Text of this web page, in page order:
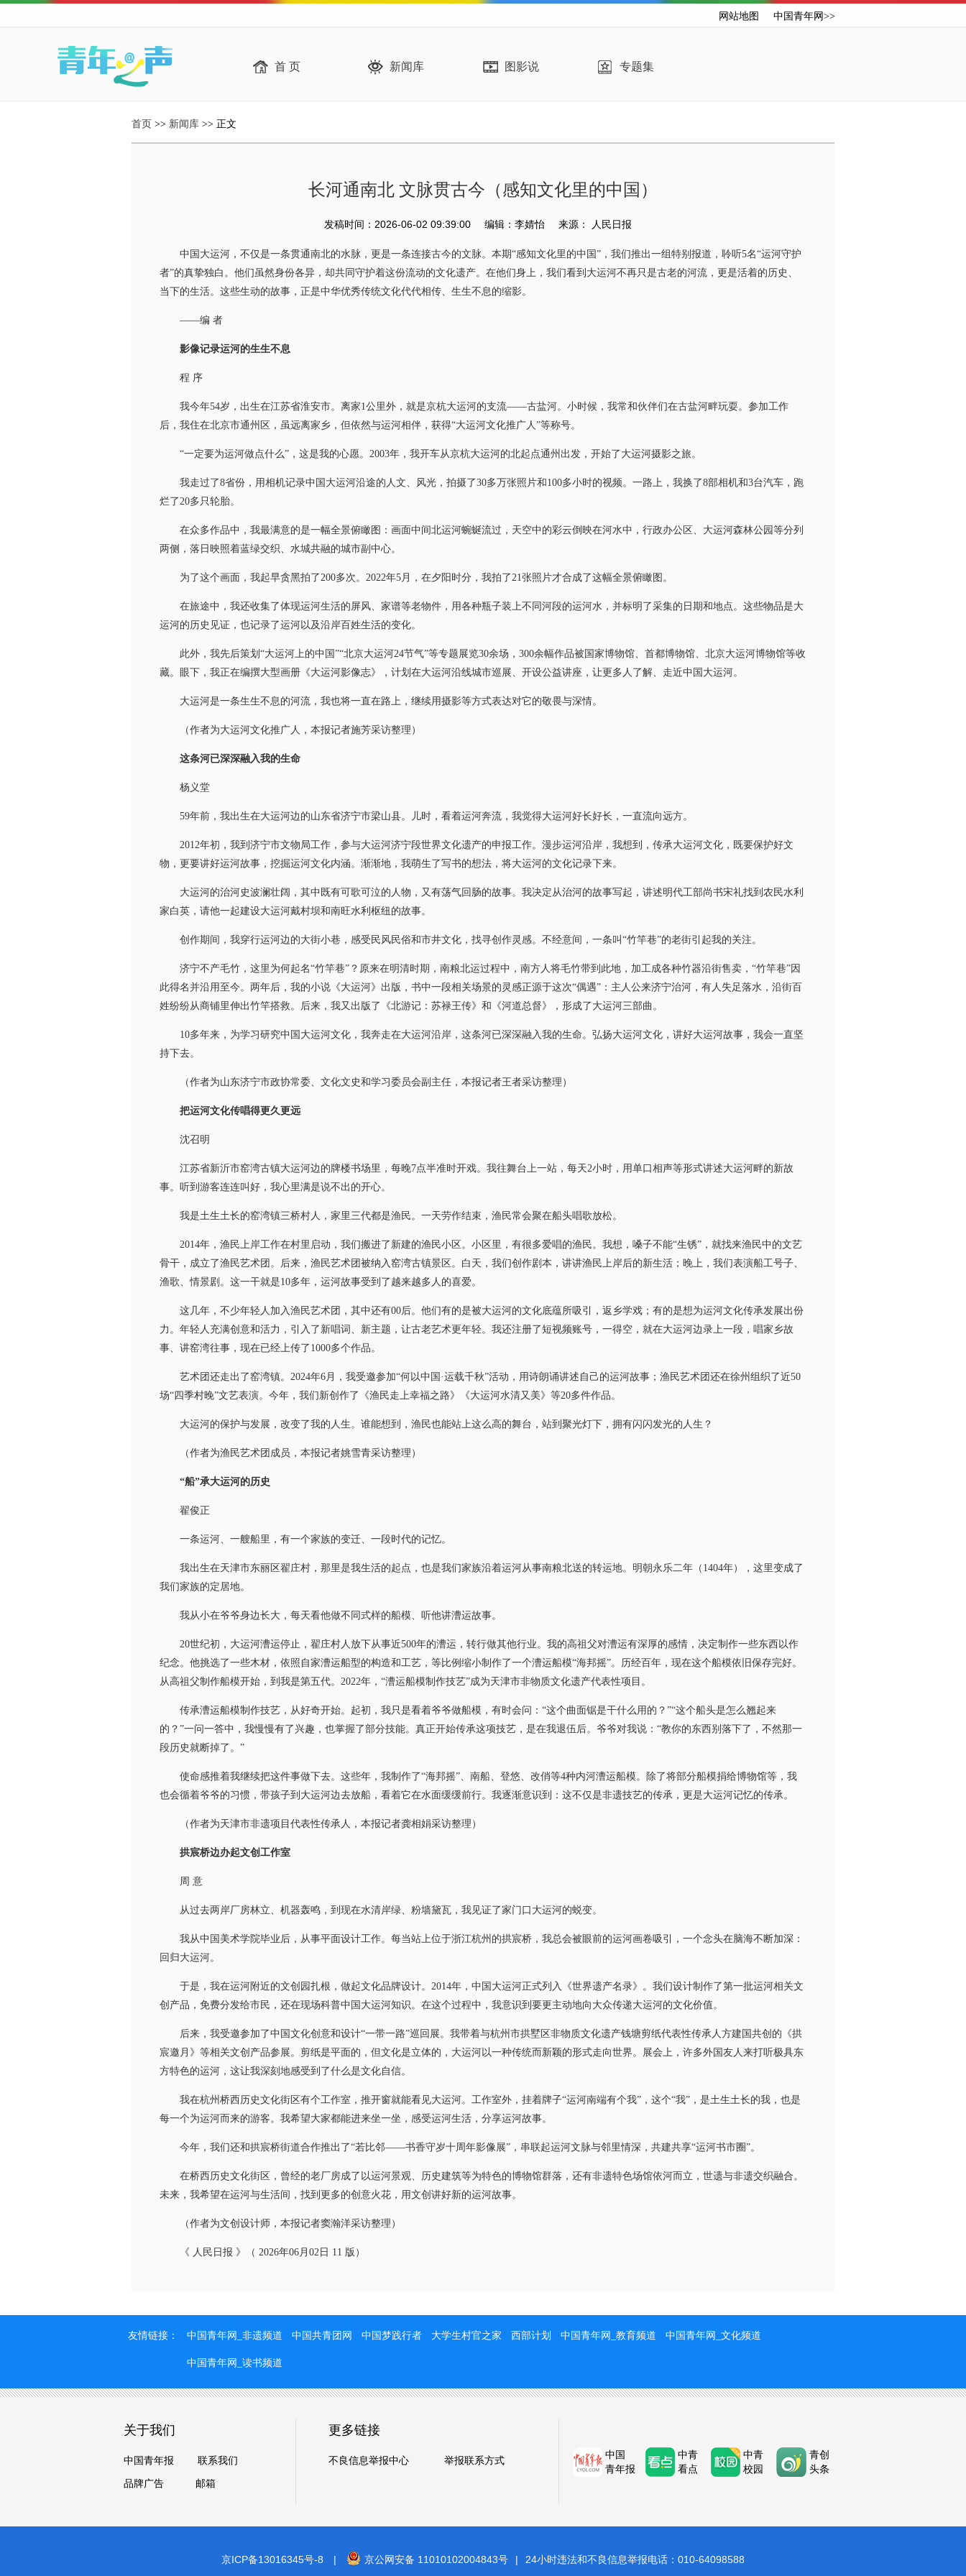
网站地图 中国青年网>>
首 页 新闻库 图影说 专题集
首页 >> 新闻库 >> 正文
长河通南北 文脉贯古今（感知文化里的中国）
发稿时间：2026-06-02 09:39:00 编辑：李婧怡 来源： 人民日报
中国大运河，不仅是一条贯通南北的水脉，更是一条连接古今的文脉。本期“感知文化里的中国”，我们推出一组特别报道，聆听5名“运河守护
者”的真挚独白。他们虽然身份各异，却共同守护着这份流动的文化遗产。在他们身上，我们看到大运河不再只是古老的河流，更是活着的历史、
当下的生活。这些生动的故事，正是中华优秀传统文化代代相传、生生不息的缩影。
——编 者
影像记录运河的生生不息
程 序
我今年54岁，出生在江苏省淮安市。离家1公里外，就是京杭大运河的支流——古盐河。小时候，我常和伙伴们在古盐河畔玩耍。参加工作
后，我住在北京市通州区，虽远离家乡，但依然与运河相伴，获得“大运河文化推广人”等称号。
“一定要为运河做点什么”，这是我的心愿。2003年，我开车从京杭大运河的北起点通州出发，开始了大运河摄影之旅。
我走过了8省份，用相机记录中国大运河沿途的人文、风光，拍摄了30多万张照片和100多小时的视频。一路上，我换了8部相机和3台汽车，跑
烂了20多只轮胎。
在众多作品中，我最满意的是一幅全景俯瞰图：画面中间北运河蜿蜒流过，天空中的彩云倒映在河水中，行政办公区、大运河森林公园等分列
两侧，落日映照着蓝绿交织、水城共融的城市副中心。
为了这个画面，我起早贪黑拍了200多次。2022年5月，在夕阳时分，我拍了21张照片才合成了这幅全景俯瞰图。
在旅途中，我还收集了体现运河生活的屏风、家谱等老物件，用各种瓶子装上不同河段的运河水，并标明了采集的日期和地点。这些物品是大
运河的历史见证，也记录了运河以及沿岸百姓生活的变化。
此外，我先后策划“大运河上的中国”“北京大运河24节气”等专题展览30余场，300余幅作品被国家博物馆、首都博物馆、北京大运河博物馆等收
藏。眼下，我正在编撰大型画册《大运河影像志》，计划在大运河沿线城市巡展、开设公益讲座，让更多人了解、走近中国大运河。
大运河是一条生生不息的河流，我也将一直在路上，继续用摄影等方式表达对它的敬畏与深情。
（作者为大运河文化推广人，本报记者施芳采访整理）
这条河已深深融入我的生命
杨义堂
59年前，我出生在大运河边的山东省济宁市梁山县。儿时，看着运河奔流，我觉得大运河好长好长，一直流向远方。
2012年初，我到济宁市文物局工作，参与大运河济宁段世界文化遗产的申报工作。漫步运河沿岸，我想到，传承大运河文化，既要保护好文
物，更要讲好运河故事，挖掘运河文化内涵。渐渐地，我萌生了写书的想法，将大运河的文化记录下来。
大运河的治河史波澜壮阔，其中既有可歌可泣的人物，又有荡气回肠的故事。我决定从治河的故事写起，讲述明代工部尚书宋礼找到农民水利
家白英，请他一起建设大运河戴村坝和南旺水利枢纽的故事。
创作期间，我穿行运河边的大街小巷，感受民风民俗和市井文化，找寻创作灵感。不经意间，一条叫“竹竿巷”的老街引起我的关注。
济宁不产毛竹，这里为何起名“竹竿巷”？原来在明清时期，南粮北运过程中，南方人将毛竹带到此地，加工成各种竹器沿街售卖，“竹竿巷”因
此得名并沿用至今。两年后，我的小说《大运河》出版，书中一段相关场景的灵感正源于这次“偶遇”：主人公来济宁治河，有人失足落水，沿街百
姓纷纷从商铺里伸出竹竿搭救。后来，我又出版了《北游记：苏禄王传》和《河道总督》，形成了大运河三部曲。
10多年来，为学习研究中国大运河文化，我奔走在大运河沿岸，这条河已深深融入我的生命。弘扬大运河文化，讲好大运河故事，我会一直坚
持下去。
（作者为山东济宁市政协常委、文化文史和学习委员会副主任，本报记者王者采访整理）
把运河文化传唱得更久更远
沈召明
江苏省新沂市窑湾古镇大运河边的牌楼书场里，每晚7点半准时开戏。我往舞台上一站，每天2小时，用单口相声等形式讲述大运河畔的新故
事。听到游客连连叫好，我心里满是说不出的开心。
我是土生土长的窑湾镇三桥村人，家里三代都是渔民。一天劳作结束，渔民常会聚在船头唱歌放松。
2014年，渔民上岸工作在村里启动，我们搬进了新建的渔民小区。小区里，有很多爱唱的渔民。我想，嗓子不能“生锈”，就找来渔民中的文艺
骨干，成立了渔民艺术团。后来，渔民艺术团被纳入窑湾古镇景区。白天，我们创作剧本，讲讲渔民上岸后的新生活；晚上，我们表演船工号子、
渔歌、情景剧。这一干就是10多年，运河故事受到了越来越多人的喜爱。
这几年，不少年轻人加入渔民艺术团，其中还有00后。他们有的是被大运河的文化底蕴所吸引，返乡学戏；有的是想为运河文化传承发展出份
力。年轻人充满创意和活力，引入了新唱词、新主题，让古老艺术更年轻。我还注册了短视频账号，一得空，就在大运河边录上一段，唱家乡故
事、讲窑湾往事，现在已经上传了1000多个作品。
艺术团还走出了窑湾镇。2024年6月，我受邀参加“何以中国·运载千秋”活动，用诗朗诵讲述自己的运河故事；渔民艺术团还在徐州组织了近50
场“四季村晚”文艺表演。今年，我们新创作了《渔民走上幸福之路》《大运河水清又美》等20多件作品。
大运河的保护与发展，改变了我的人生。谁能想到，渔民也能站上这么高的舞台，站到聚光灯下，拥有闪闪发光的人生？
（作者为渔民艺术团成员，本报记者姚雪青采访整理）
“船”承大运河的历史
翟俊正
一条运河、一艘船里，有一个家族的变迁、一段时代的记忆。
我出生在天津市东丽区翟庄村，那里是我生活的起点，也是我们家族沿着运河从事南粮北送的转运地。明朝永乐二年（1404年），这里变成了
我们家族的定居地。
我从小在爷爷身边长大，每天看他做不同式样的船模、听他讲漕运故事。
20世纪初，大运河漕运停止，翟庄村人放下从事近500年的漕运，转行做其他行业。我的高祖父对漕运有深厚的感情，决定制作一些东西以作
纪念。他挑选了一些木材，依照自家漕运船型的构造和工艺，等比例缩小制作了一个漕运船模“海邦摇”。历经百年，现在这个船模依旧保存完好。
从高祖父制作船模开始，到我是第五代。2022年，“漕运船模制作技艺”成为天津市非物质文化遗产代表性项目。
传承漕运船模制作技艺，从好奇开始。起初，我只是看着爷爷做船模，有时会问：“这个曲面锯是干什么用的？”“这个船头是怎么翘起来
的？”一问一答中，我慢慢有了兴趣，也掌握了部分技能。真正开始传承这项技艺，是在我退伍后。爷爷对我说：“教你的东西别落下了，不然那一
段历史就断掉了。”
使命感推着我继续把这件事做下去。这些年，我制作了“海邦摇”、南船、登悠、改俏等4种内河漕运船模。除了将部分船模捐给博物馆等，我
也会循着爷爷的习惯，带孩子到大运河边去放船，看着它在水面缓缓前行。我逐渐意识到：这不仅是非遗技艺的传承，更是大运河记忆的传承。
（作者为天津市非遗项目代表性传承人，本报记者龚相娟采访整理）
拱宸桥边办起文创工作室
周 意
从过去两岸厂房林立、机器轰鸣，到现在水清岸绿、粉墙黛瓦，我见证了家门口大运河的蜕变。
我从中国美术学院毕业后，从事平面设计工作。每当站上位于浙江杭州的拱宸桥，我总会被眼前的运河画卷吸引，一个念头在脑海不断加深：
回归大运河。
于是，我在运河附近的文创园扎根，做起文化品牌设计。2014年，中国大运河正式列入《世界遗产名录》。我们设计制作了第一批运河相关文
创产品，免费分发给市民，还在现场科普中国大运河知识。在这个过程中，我意识到要更主动地向大众传递大运河的文化价值。
后来，我受邀参加了中国文化创意和设计“一带一路”巡回展。我带着与杭州市拱墅区非物质文化遗产钱塘剪纸代表性传承人方建国共创的《拱
宸邀月》等相关文创产品参展。剪纸是平面的，但文化是立体的，大运河以一种传统而新颖的形式走向世界。展会上，许多外国友人来打听极具东
方特色的运河，这让我深刻地感受到了什么是文化自信。
我在杭州桥西历史文化街区有个工作室，推开窗就能看见大运河。工作室外，挂着牌子“运河南端有个我”，这个“我”，是土生土长的我，也是
每一个为运河而来的游客。我希望大家都能进来坐一坐，感受运河生活，分享运河故事。
今年，我们还和拱宸桥街道合作推出了“若比邻——书香守岁十周年影像展”，串联起运河文脉与邻里情深，共建共享“运河书市圈”。
在桥西历史文化街区，曾经的老厂房成了以运河景观、历史建筑等为特色的博物馆群落，还有非遗特色场馆依河而立，世遗与非遗交织融合。
未来，我希望在运河与生活间，找到更多的创意火花，用文创讲好新的运河故事。
（作者为文创设计师，本报记者窦瀚洋采访整理）
《 人民日报 》（ 2026年06月02日 11 版）
友情链接： 中国青年网_非遗频道 中国共青团网 中国梦践行者 大学生村官之家 西部计划 中国青年网_教育频道 中国青年网_文化频道
中国青年网_读书频道
关于我们
中国青年报
联系我们
品牌广告
邮箱
更多链接
不良信息举报中心 举报联系方式
中国
青年报
中青
看点
中青
校园
青创
头条
京ICP备13016345号-8 | 京公网安备 11010102004843号 | 24小时违法和不良信息举报电话：010-64098588